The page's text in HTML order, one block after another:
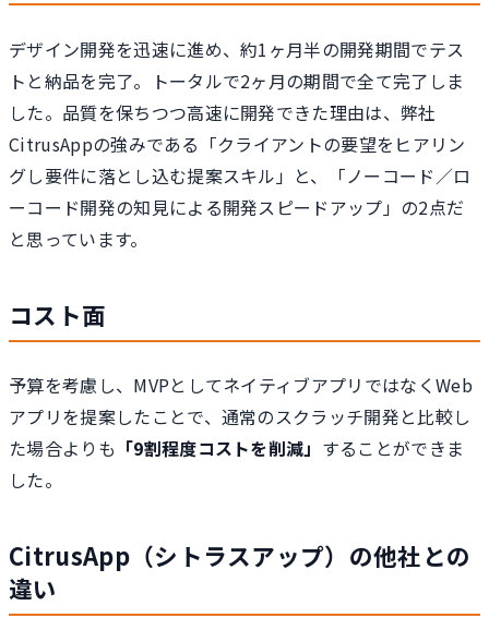
デザイン開発を迅速に進め、約1ヶ月半の開発期間でテス
トと納品を完了。トータルで2ヶ月の期間で全て完了しま
した。品質を保ちつつ高速に開発できた理由は、弊社
CitrusAppの強みである「クライアントの要望をヒアリン
グし要件に落とし込む提案スキル」と、「ノーコード／ロ
ーコード開発の知見による開発スピードアップ」の2点だ
と思っています。
コスト面
予算を考慮し、MVPとしてネイティブアプリではなくWeb
アプリを提案したことで、通常のスクラッチ開発と比較し
た場合よりも 「9割程度コストを削減」 することができま
した。
CitrusApp（シトラスアップ）の他社との
違い